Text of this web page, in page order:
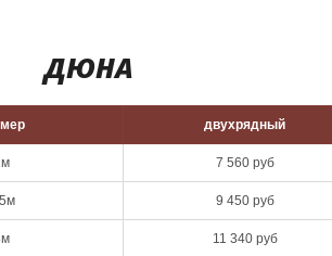
ДЮНА
двухрядный
7 560 руб
9 450 руб
11 340 руб